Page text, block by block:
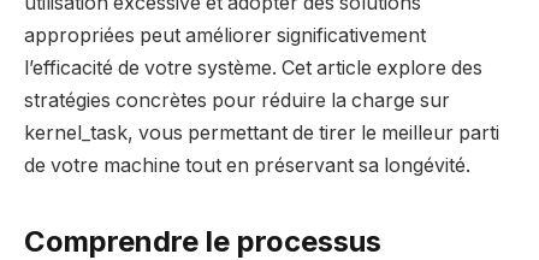
appropriées peut améliorer significativement
l’efficacité de votre système. Cet article explore des
stratégies concrètes pour réduire la charge sur
kernel_task, vous permettant de tirer le meilleur parti
de votre machine tout en préservant sa longévité.
Comprendre le processus